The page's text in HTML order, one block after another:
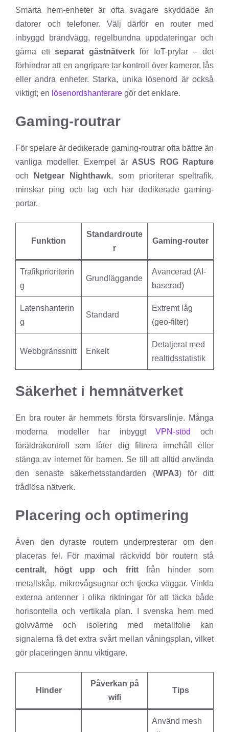
Smarta hem-enheter är ofta svagare skyddade än
datorer och telefoner. Välj därför en router med
inbyggd brandvägg, regelbundna uppdateringar och
gärna ettseparat gästnätverkför IoT-prylar – det
förhindrar att en angripare tar kontroll över kameror, lås
eller andra enheter. Starka, unika lösenord är också
viktigt; en lösenordshanterare gör det enklare.
Gaming-routrar
För spelare är dedikerade gaming-routrar ofta bättre än
vanliga modeller. Exempel är ASUS ROG Rapture
och
Netgear Nighthawk, som prioriterar speltrafik,
minskar ping och lag och har dedikerade gaming-
portar.
Funktion
Standardroute
r
Gaming-router
Trafikprioriterin
g
Grundläggande
Avancerad (AI-
baserad)
Latenshanterin
g
Standard
Extremt låg
(geo-filter)
Webbgränssnitt Enkelt
Detaljerat med
realtidsstatistik
Säkerhet i hemnätverket
En bra router är hemmets första försvarslinje. Många
moderna modeller har inbyggtVPN-stöd
och
föräldrakontroll som låter dig filtrera innehåll eller
stänga av internet för barnen. Se till att alltid använda
den senaste säkerhetsstandarden (WPA3) för ditt
trådlösa nätverk.
Placering och optimering
Även den dyraste routern underpresterar om den
placeras fel. För maximal räckvidd bör routern stå
centralt, högt upp och frittfrån hinder som
metallskåp, mikrovågsugnar och tjocka väggar. Vinkla
externa antenner i olika riktningar för att täcka både
horisontella och vertikala plan. I svenska hem med
golvvärme och isolering med metallfolie kan
signalerna få det extra svårt mellan våningsplan, vilket
gör placeringen ännu viktigare.
Hinder
Påverkan på
wifi
Tips
Använd mesh